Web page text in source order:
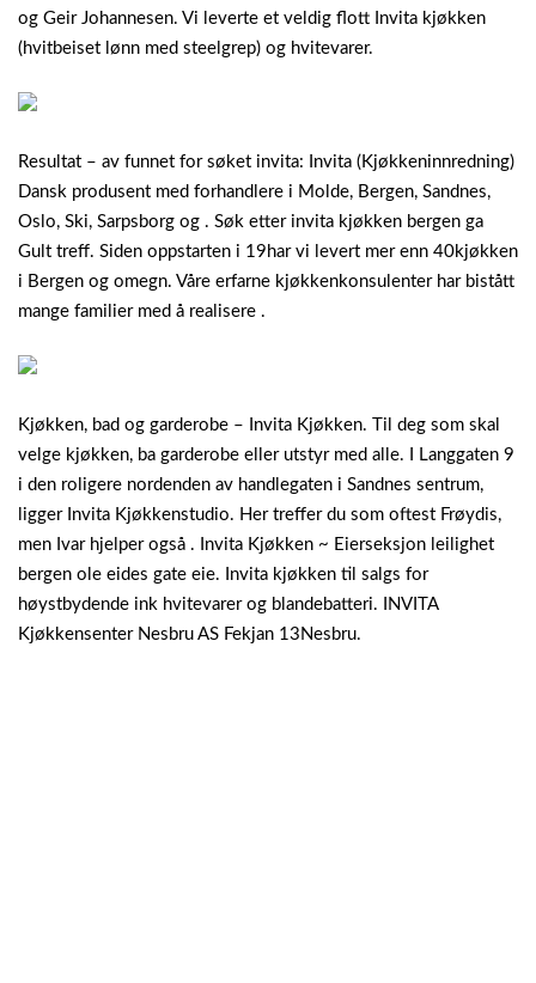
og Geir Johannesen. Vi leverte et veldig flott Invita kjøkken
(hvitbeiset lønn med steelgrep) og hvitevarer.
Resultat – av funnet for søket invita: Invita (Kjøkkeninnredning)
Dansk produsent med forhandlere i Molde, Bergen, Sandnes,
Oslo, Ski, Sarpsborg og . Søk etter invita kjøkken bergen ga
Gult treff. Siden oppstarten i 19har vi levert mer enn 40kjøkken
i Bergen og omegn. Våre erfarne kjøkkenkonsulenter har bistått
mange familier med å realisere .
Kjøkken, bad og garderobe – Invita Kjøkken. Til deg som skal
velge kjøkken, ba garderobe eller utstyr med alle. I Langgaten 9
i den roligere nordenden av handlegaten i Sandnes sentrum,
ligger Invita Kjøkkenstudio. Her treffer du som oftest Frøydis,
men Ivar hjelper også . Invita Kjøkken ~ Eierseksjon leilighet
bergen ole eides gate eie. Invita kjøkken til salgs for
høystbydende ink hvitevarer og blandebatteri. INVITA
Kjøkkensenter Nesbru AS Fekjan 13Nesbru.